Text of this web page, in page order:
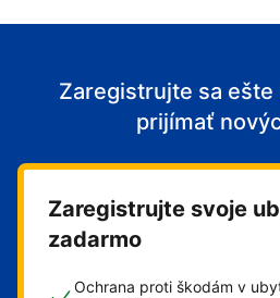
Zaregistrujte sa ešte
prijímať
Zaregistrujte svoje
zadarmo
Ochrana proti škodám v